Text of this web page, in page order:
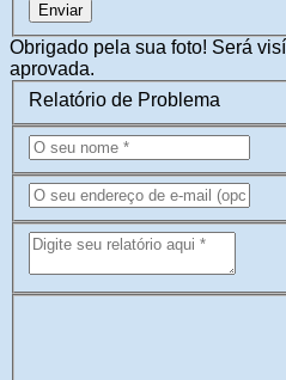
Enviar
Obrigado pela sua foto! Será
aprovada.
Relatório de Problema